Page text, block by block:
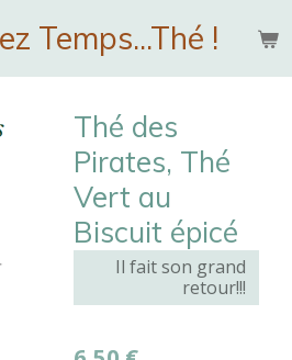
Temps...Thé !
Thé des
Pirates, Thé
Vert au
Biscuit épicé
Il fait son grand
retour!!!